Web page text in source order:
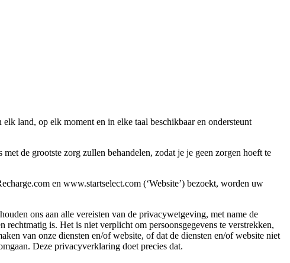
land, op elk moment en in elke taal beschikbaar en ondersteunt
de grootste zorg zullen behandelen, zodat je je geen zorgen hoeft te
en www.startselect.com (‘Website’) bezoekt, worden uw
ons aan alle vereisten van de privacywetgeving, met name de
is. Het is niet verplicht om persoonsgegevens te verstrekken,
van onze diensten en/of website, of dat de diensten en/of website niet
Deze privacyverklaring doet precies dat.